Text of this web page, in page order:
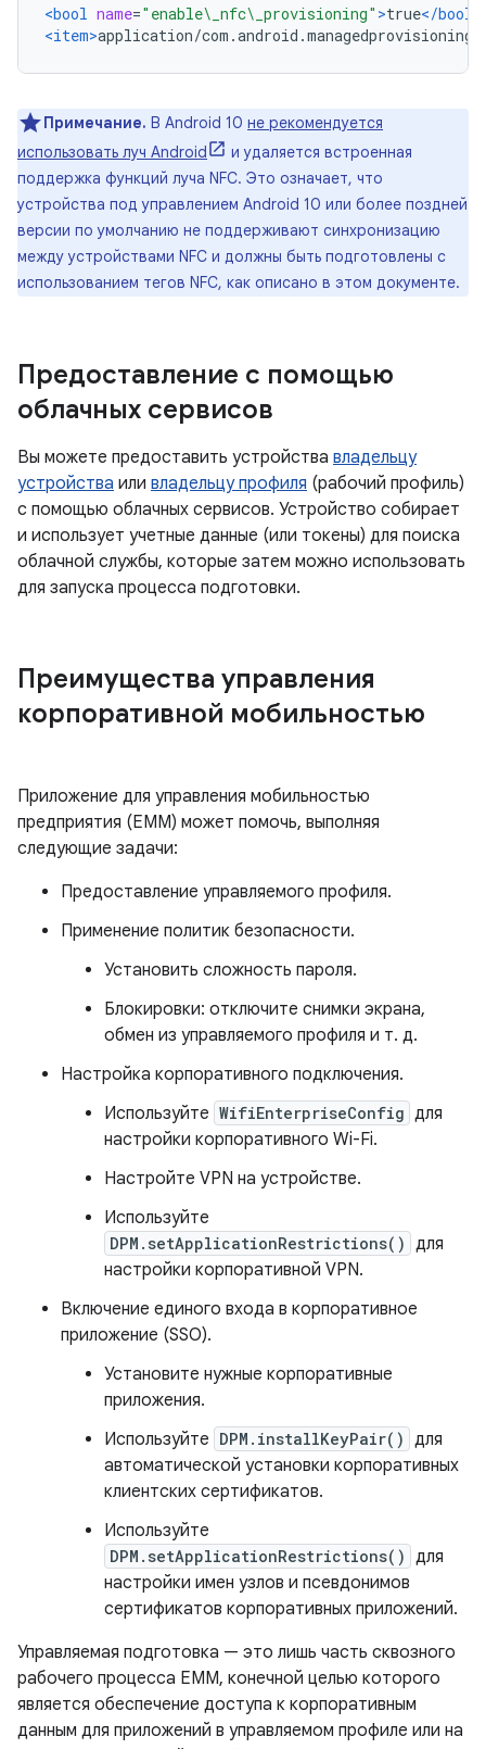
<bool name="enable\_nfc\_provisioning" >true</bool>
<item>application/com.android.managedprovisioning
Примечание. В Android 10 не рекомендуется
использовать луч Android
и удаляется встроенная
поддержка функций луча NFC. Это означает, что
устройства под управлением Android 10 или более поздней
версии по умолчанию не поддерживают синхронизацию
между устройствами NFC и должны быть подготовлены с
использованием тегов NFC, как описано в этом документе.
Предоставление с помощью
облачных сервисов
Вы можете предоставить устройства владельцу
устройства или владельцу профиля (рабочий профиль)
с помощью облачных сервисов. Устройство собирает
и использует учетные данные (или токены) для поиска
облачной службы, которые затем можно использовать
для запуска процесса подготовки.
Преимущества управления
корпоративной мобильностью
Приложение для управления мобильностью
предприятия (EMM) может помочь, выполняя
следующие задачи:
Предоставление управляемого профиля.
Применение политик безопасности.
Установить сложность пароля.
Блокировки: отключите снимки экрана,
обмен из управляемого профиля и т. д.
Настройка корпоративного подключения.
Используйте WifiEnterpriseConfig для
настройки корпоративного Wi-Fi.
Настройте VPN на устройстве.
Используйте
DPM.setApplicationRestrictions() для
настройки корпоративной VPN.
Включение единого входа в корпоративное
приложение (SSO).
Установите нужные корпоративные
приложения.
Используйте DPM.installKeyPair() для
автоматической установки корпоративных
клиентских сертификатов.
Используйте
DPM.setApplicationRestrictions() для
настройки имен узлов и псевдонимов
сертификатов корпоративных приложений.
Управляемая подготовка — это лишь часть сквозного
рабочего процесса EMM, конечной целью которого
является обеспечение доступа к корпоративным
данным для приложений в управляемом профиле или на